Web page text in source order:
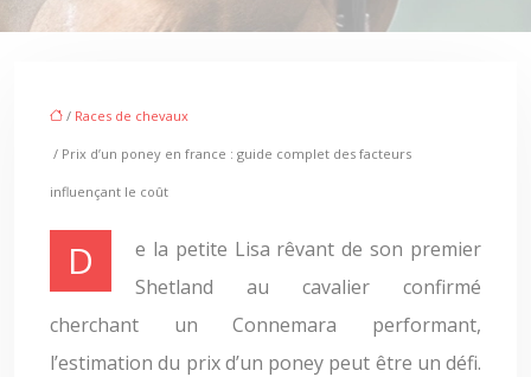
/ Races de chevaux
/ Prix d’un poney en france : guide complet des facteurs
influençant le coût
De la petite Lisa rêvant de son premier
Shetland au cavalier confirmé
cherchant un Connemara performant,
l’estimation du prix d’un poney peut être un défi.